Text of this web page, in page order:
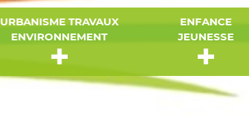
URBANISME TRAVAUX
ENVIRONNEMENT
ENFANCE
JEUNESSE